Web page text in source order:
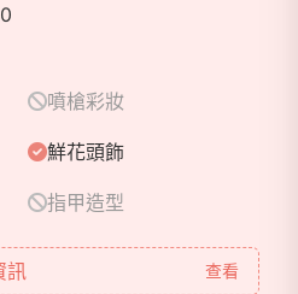
噴槍彩妝
鮮花頭飾
指甲造型
訊 查看